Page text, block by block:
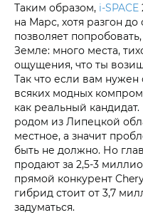
Таким образом, i‑SPACE
на Марс, хотя разгон
позволяет
Земле: много места,
ощущения, что ты
Так что если вам
всяких модных
как реальный
родом из Липецкой
местное, а значит
быть не должно. Но
продают за 2,5-3
прямой конкурент
гибрид стоит от 3,7
задуматься.